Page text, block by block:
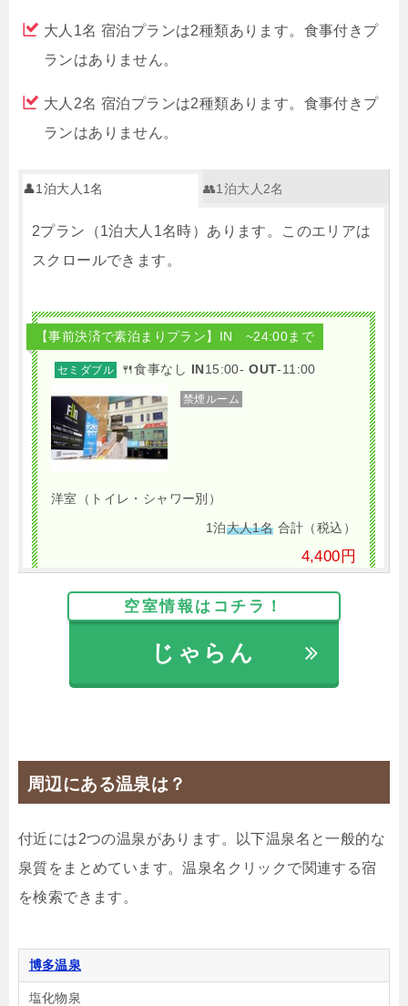
大人1名 宿泊プランは2種類あります。食事付きプ
ランはありません。
大人2名 宿泊プランは2種類あります。食事付きプ
ランはありません。
👤1泊大人1名 👥1泊大人2名
2プラン（1泊大人1名時）あります。このエリアは
スクロールできます。
【事前決済で素泊まりプラン】IN ~24:00まで
セミダブル 🍴食事なし IN15:00- OUT-11:00
禁煙ルーム
洋室（トイレ・シャワー別）
1泊大人1名 合計（税込）
4,400円
じゃらんで確認する
【現地決済でシンプル素泊まり】IN ~21:00まで
じゃらんで確認する
空室情報はコチラ！
じゃらん
周辺にある温泉は？
付近には2つの温泉があります。以下温泉名と一般的な
泉質をまとめています。温泉名クリックで関連する宿
を検索できます。
博多温泉
塩化物泉